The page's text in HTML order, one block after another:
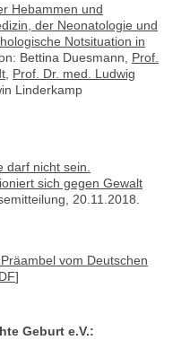
Hebammen und
der Neonatologie und
Notsituation in
Bettina Duesmann, Prof.
Prof. Dr. med. Ludwig
Linderkamp
darf nicht sein.
sich gegen Gewalt
20.11.2018.
vom Deutschen
]
Geburt e.V.: